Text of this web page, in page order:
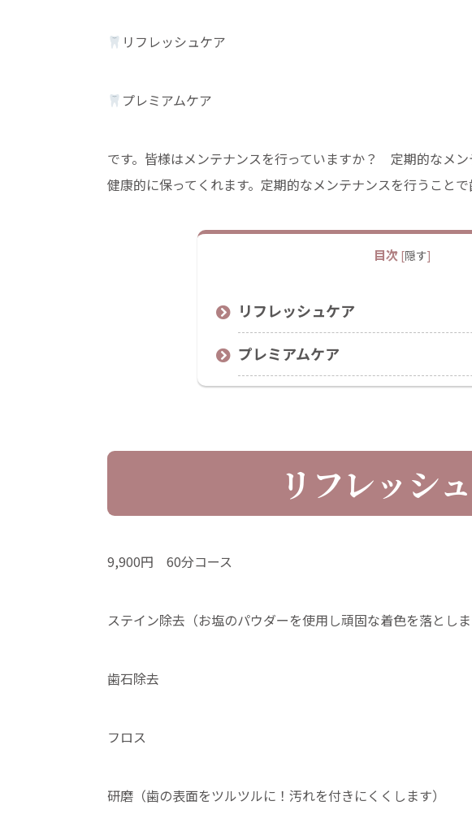
リフレッシュケア
プレミアムケア
です。皆様はメンテナンスを行っていますか？ 定期的なメ
健康的に保ってくれます。定期的なメンテナンスを行うこと
目次 [隠す]
リフレッシュケア
プレミアムケア
リフレッシ
9,900円 60分コース
ステイン除去（お塩のパウダーを使用し頑固な着色を落としま
歯石除去
フロス
研磨（歯の表面をツルツルに！汚れを付きにくくします）